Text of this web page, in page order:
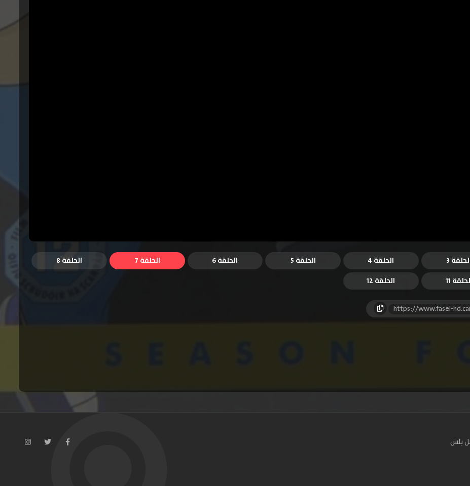
3 الحلقة 4 الحلقة 5 الحلقة 6 الحلقة 7
الحلقة 8
11 الحلقة 12
https://www.fasel-
بلس